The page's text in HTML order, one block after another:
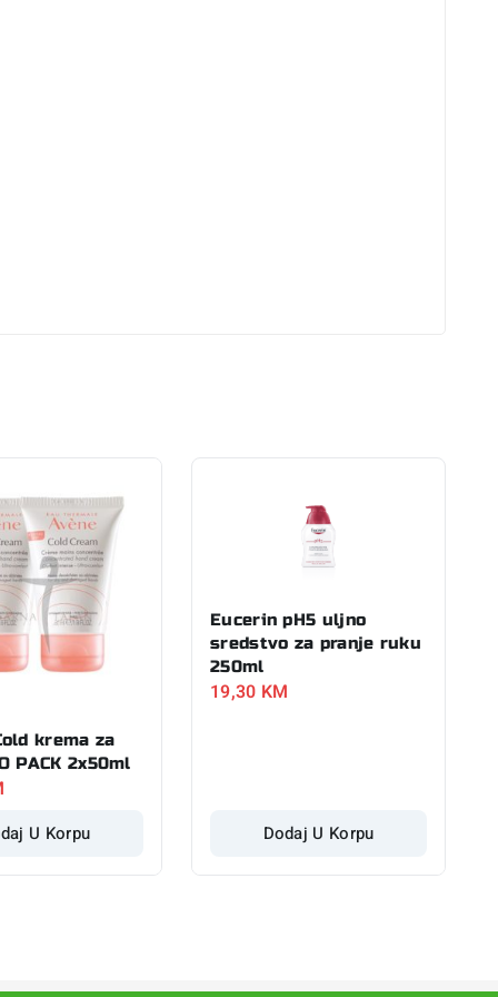
krema za
PACK 2x50ml
U Korpu
Eucerin pH5 uljno
sredstvo za pranje ruku
250ml
19,30 KM
Dodaj U Korpu